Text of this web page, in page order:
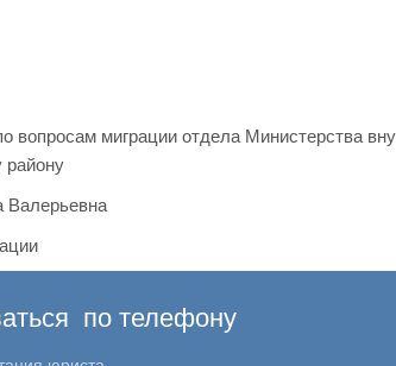
вопросам миграции отдела Министерства
району
Валерьевна